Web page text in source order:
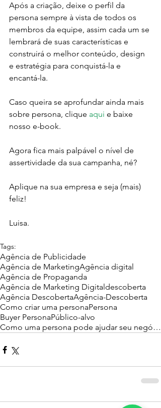
Após a criação, deixe o perfil da
persona sempre à vista de todos os
membros da equipe, assim cada um se
lembrará de suas características e
construirá o melhor conteúdo, design
e estratégia para conquistá-la e
encantá-la.
Caso queira se aprofundar ainda mais
sobre persona, clique aqui e baixe
nosso e-book.
Agora fica mais palpável o nível de
assertividade da sua campanha, né?
Aplique na sua empresa e seja (mais)
feliz!
Luisa.
Tags:
Agência de Publicidade
Agência de MarketingAgência digital
Agência de Propaganda
Agência de Marketing Digitaldescoberta
Agência DescobertaAgência-Descoberta
Como criar uma personaPersona
Buyer PersonaPúblico-alvo
Como uma persona pode ajudar seu negócio?